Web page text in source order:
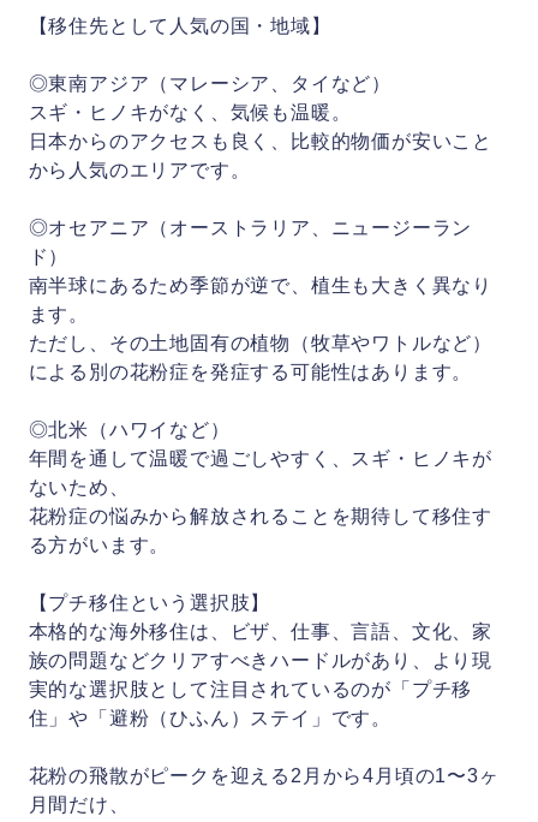
【移住先として人気の国・地域】
◎東南アジア（マレーシア、タイなど）
スギ・ヒノキがなく、気候も温暖。
日本からのアクセスも良く、比較的物価が安いこと
から人気のエリアです。
◎オセアニア（オーストラリア、ニュージーラン
ド）
南半球にあるため季節が逆で、植生も大きく異なり
ます。
ただし、その土地固有の植物（牧草やワトルなど）
による別の花粉症を発症する可能性はあります。
◎北米（ハワイなど）
年間を通して温暖で過ごしやすく、スギ・ヒノキが
ないため、
花粉症の悩みから解放されることを期待して移住す
る方がいます。
【プチ移住という選択肢】
本格的な海外移住は、ビザ、仕事、言語、文化、家
族の問題などクリアすべきハードルがあり、より現
実的な選択肢として注目されているのが「プチ移
住」や「避粉（ひふん）ステイ」です。
花粉の飛散がピークを迎える2月から4月頃の1〜3ヶ
月間だけ、